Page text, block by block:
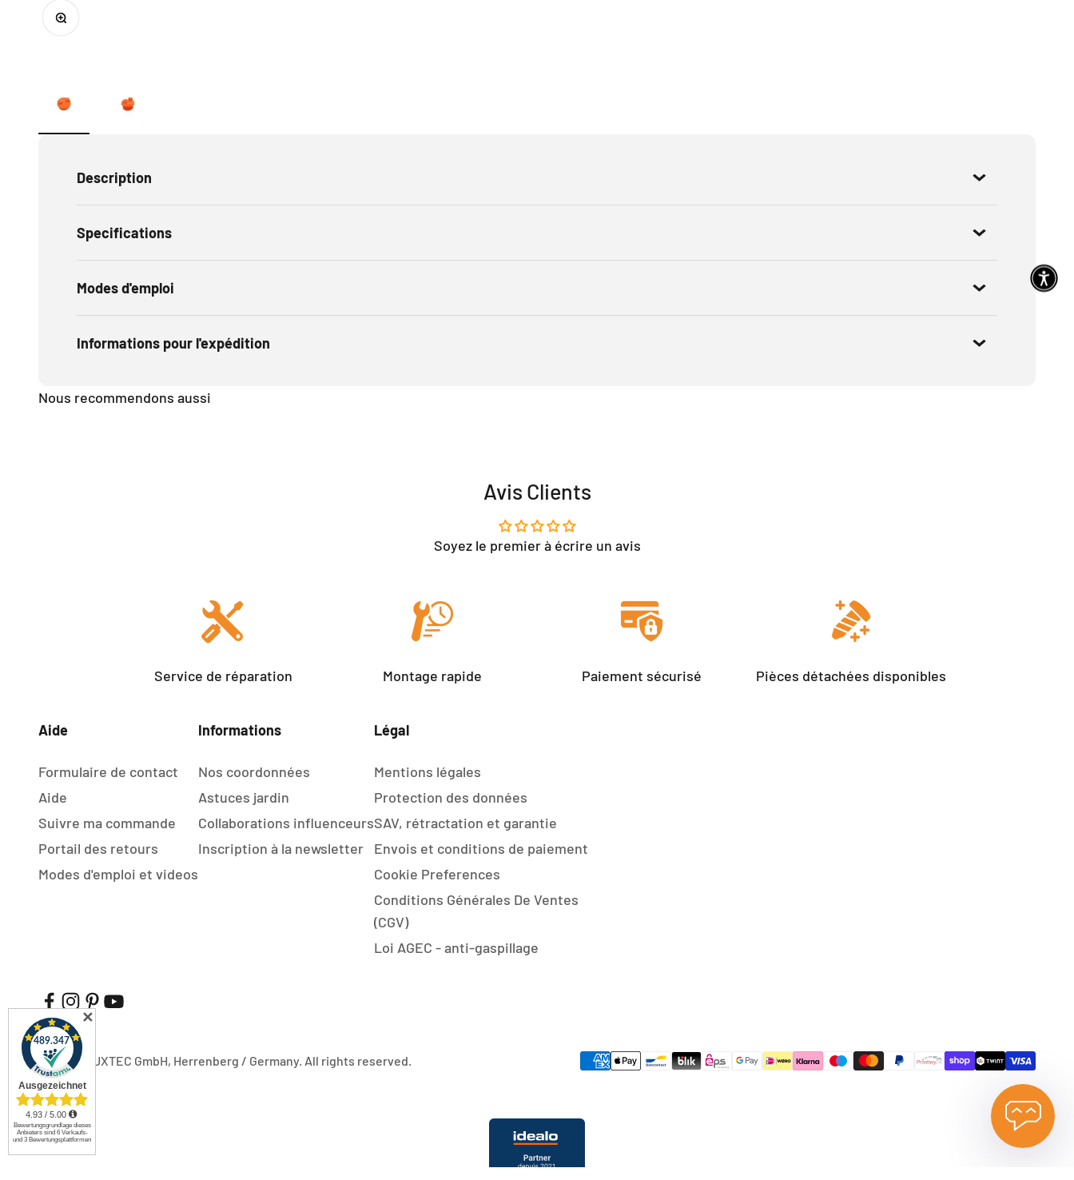
Zoomer sur l'image
Description
Specifications
Modes d'emploi
Informations pour l'expédition
Nous recommendons aussi
Avis Clients
Soyez le premier à écrire un avis
Service de réparation Montage rapide Paiement sécurisé Pièces détachées disponibles
Aide
Formulaire de contact
Aide
Suivre ma commande
Portail des retours
Modes d'emploi et videos
Informations
Nos coordonnées
Astuces jardin
Collaborations influenceurs
Inscription à la newsletter
Légal
Mentions légales
Protection des données
SAV, rétractation et garantie
Envois et conditions de paiement
Cookie Preferences
Conditions Générales De Ventes
(CGV)
Loi AGEC - anti-gaspillage
© 2026, FUXTEC GmbH, Herrenberg / Germany. All rights reserved.
✕